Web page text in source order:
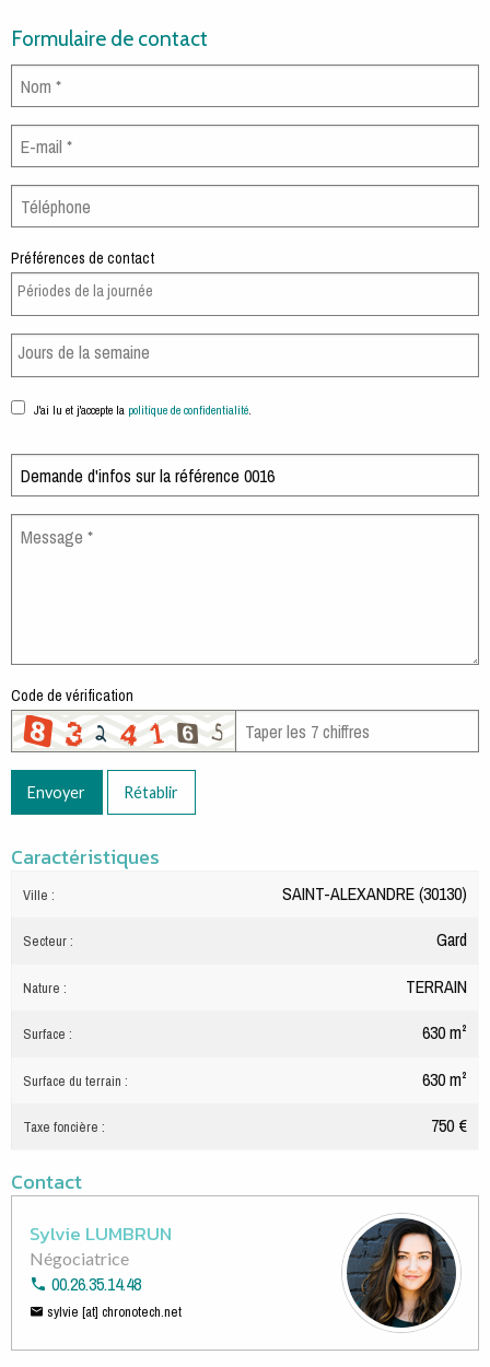
Formulaire de contact
Préférences de contact
J'ai lu et j'accepte la politique de confidentialité.
Code de vérification
Envoyer Rétablir
Caractéristiques
Ville : SAINT-ALEXANDRE (30130)
Secteur : Gard
Nature : TERRAIN
Surface : 630 m²
Surface du terrain : 630 m²
Taxe foncière : 750 €
Contact
Sylvie LUMBRUN
Négociatrice
00.26.35.14.48
sylvie [at] chronotech.net